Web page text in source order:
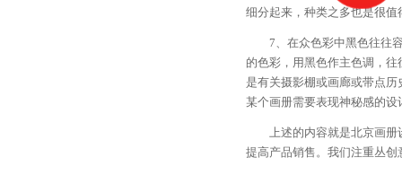
细分起来，种类之多也是很
7、在众色彩中黑色往往容
的色彩，用黑色作主色调，
是有关摄影棚或画廊或带点
某个画册需要表现神秘感的
上述的内容就是北京画册设
提高产品销售。我们注重丛